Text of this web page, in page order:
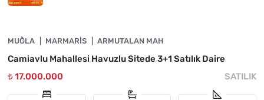
ÖNE ÇIKAN
MUĞLA MARMARIS ARMUTALAN MAH
Camiavlu Mahallesi Havuzlu Sitede 3+1 Satılık Daire
₺ 17.000.000
SATILIK